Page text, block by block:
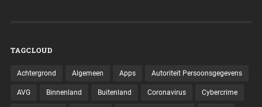
TAGCLOUD
Achtergrond Algemeen Apps Autoriteit Persoonsgegevens
AVG Binnenland Buitenland Coronavirus Cybercrime